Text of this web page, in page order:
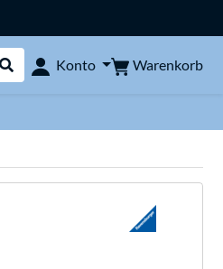
Suche durchführen
Konto Warenkorb